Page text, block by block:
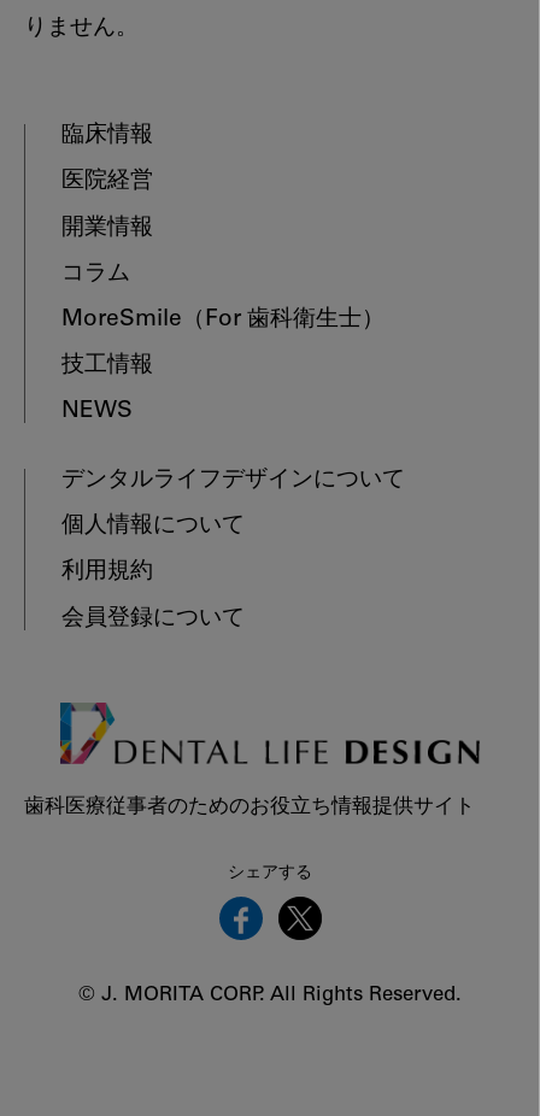
りません。
臨床情報
医院経営
開業情報
コラム
MoreSmile （For 歯科衛生士）
技工情報
NEWS
デンタルライフデザインについて
個人情報について
利用規約
会員登録について
歯科医療従事者のためのお役立ち情報提供サイト
シェアする
© J. MORITA CORP. All Rights Reserved.